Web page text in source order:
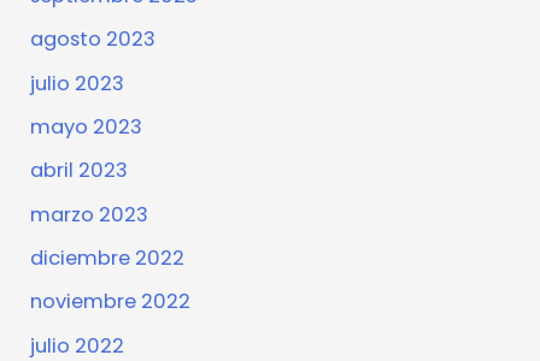
agosto 2023
julio 2023
mayo 2023
abril 2023
marzo 2023
diciembre 2022
noviembre 2022
julio 2022